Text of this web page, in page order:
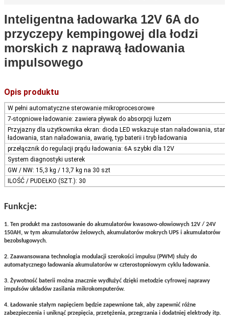
Inteligentna ładowarka 12V 6A do
przyczepy kempingowej dla łodzi
morskich z naprawą ładowania
impulsowego
Opis produktu
W pełni automatyczne sterowanie mikroprocesorowe
7-stopniowe ładowanie: zawiera pływak do absorpcji luzem
Przyjazny dla użytkownika ekran: dioda LED wskazuje stan naładowania, stan
ładowania, stan naładowania, awarię, typ baterii i tryb ładowania
przełącznik do regulacji prądu ładowania: 6A szybki dla 12V
System diagnostyki usterek
GW / NW: 15,3 kg / 13,7 kg na 30 szt
ILOŚĆ / PUDEŁKO (SZT.): 30
Funkcje:
1. Ten produkt ma zastosowanie do akumulatorów kwasowo-ołowiowych 12V / 24V
150AH, w tym akumulatorów żelowych, akumulatorów mokrych UPS i akumulatorów
bezobsługowych.
2. Zaawansowana technologia modulacji szerokości impulsu (PWM) służy do
automatycznego ładowania akumulatorów w czterostopniowym cyklu ładowania.
3. Żywotność baterii można znacznie wydłużyć dzięki metodzie cyfrowej naprawy
impulsów układów zasilania mikrokomputerów.
4. Ładowanie stałym napięciem będzie zapewnione tak, aby zapewnić różne
zabezpieczenia i uniknąć przepięcia, przetężenia, przegrzania i dodatniej elektrody itp.